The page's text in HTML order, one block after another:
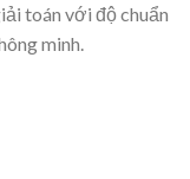
toán với độ chuẩn
minh.